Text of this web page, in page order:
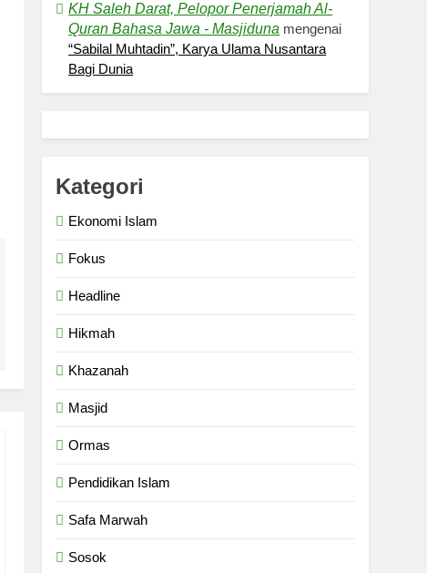
KH Saleh Darat, Pelopor Penerjamah Al-
Quran Bahasa Jawa - Masjiduna mengenai
“Sabilal Muhtadin”, Karya Ulama Nusantara
Bagi Dunia
Kategori
Ekonomi Islam
Fokus
Headline
Hikmah
Khazanah
Masjid
Ormas
Pendidikan Islam
Safa Marwah
Sosok